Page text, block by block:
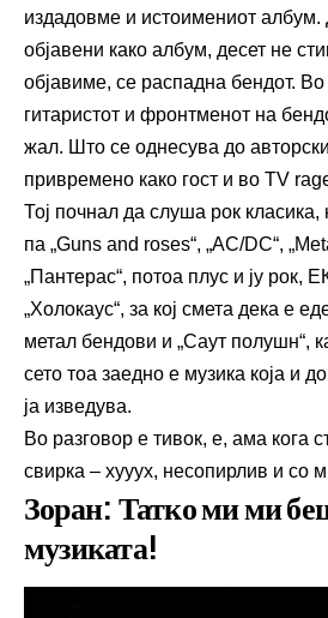
издадовме и истоимениот албум.
објавени како албум, десет не
објавиме, се распадна бендот.
гитаристот и фронтменот на
жал. Што се однесува до
привремено како гост и во TV
Тој почнал да слуша рок класика,
па „Guns and roses“, „AC/DC“,
„Пантерас“, потоа плус и ју рок,
„Холокаус“, за кој смета дека е
метал бендови и „Саут полушн“,
сето тоа заедно е музика која и
ја изведува.
Во разговор е тивок, е, ама кога
свирка – хууух, несопирлив и со
Зоран: Татко ми ми
музиката!